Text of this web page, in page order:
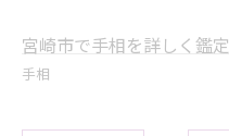
宮崎市で手相を詳しく鑑定
手相